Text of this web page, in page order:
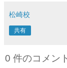
松崎校
共有
0 件のコメン